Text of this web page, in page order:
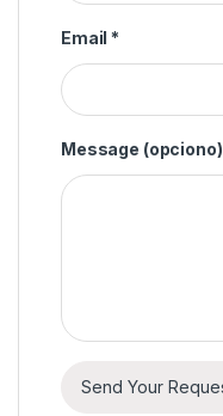
Email *
Message (opciono)